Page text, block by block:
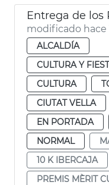
modificado hace
ALCALDÍA
CULTURA Y
CULTURA
CIUTAT VELLA
EN PORTADA
NORMAL
10 K IBERCAJA
PREMIS MÈRIT